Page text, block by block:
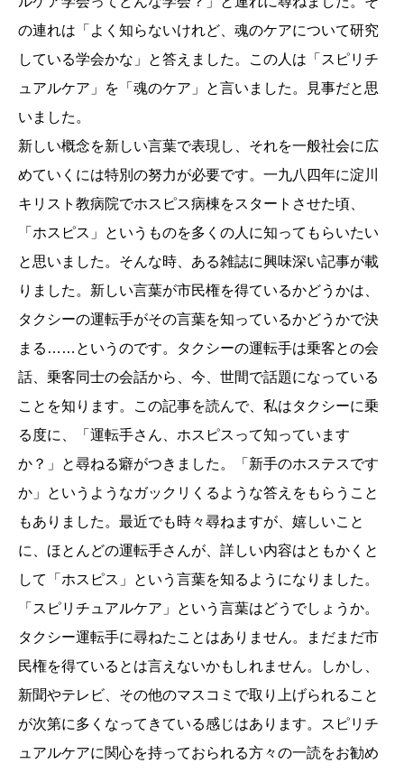
の連れは「よく知らないけれど、魂のケアについて研究
している学会かな」と答えました。この人は「スピリチ
ュアルケア」を「魂のケア」と言いました。見事だと思
いました。
新しい概念を新しい言葉で表現し、それを一般社会に広
めていくには特別の努力が必要です。一九八四年に淀川
キリスト教病院でホスピス病棟をスタートさせた頃、
「ホスピス」というものを多くの人に知ってもらいたい
と思いました。そんな時、ある雑誌に興味深い記事が載
りました。新しい言葉が市民権を得ているかどうかは、
タクシーの運転手がその言葉を知っているかどうかで決
まる……というのです。タクシーの運転手は乗客との会
話、乗客同士の会話から、今、世間で話題になっている
ことを知ります。この記事を読んで、私はタクシーに乗
る度に、「運転手さん、ホスピスって知っています
か？」と尋ねる癖がつきました。「新手のホステスです
か」というようなガックリくるような答えをもらうこと
もありました。最近でも時々尋ねますが、嬉しいこと
に、ほとんどの運転手さんが、詳しい内容はともかくと
して「ホスピス」という言葉を知るようになりました。
「スピリチュアルケア」という言葉はどうでしょうか。
タクシー運転手に尋ねたことはありません。まだまだ市
民権を得ているとは言えないかもしれません。しかし、
新聞やテレビ、その他のマスコミで取り上げられること
が次第に多くなってきている感じはあります。スピリチ
ュアルケアに関心を持っておられる方々の一読をお勧め